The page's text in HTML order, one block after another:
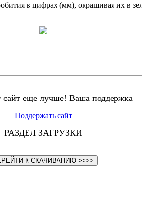
в цифрах (мм), окрашивая их в
сайт еще лучше! Ваша поддержка –
Поддержать сайт
РАЗДЕЛ ЗАГРУЗКИ
К СКАЧИВАНИЮ >>>>